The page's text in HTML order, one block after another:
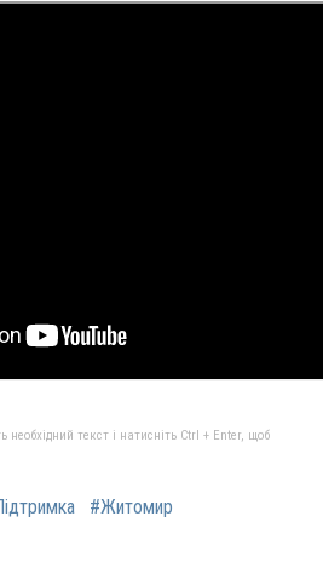
текст і натисніть Ctrl + Enter, щоб
#Житомир